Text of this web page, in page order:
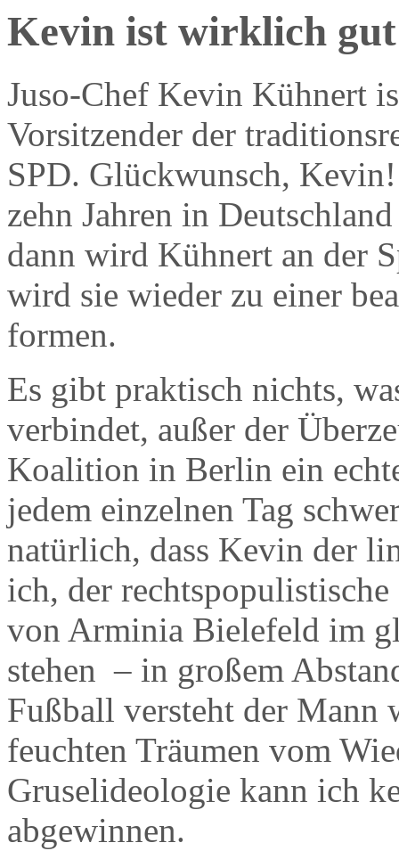
Kevin ist wirklich gut
Juso-Chef Kevin Kühnert
Vorsitzender der
SPD. Glückwunsch,
zehn Jahren in
dann wird Kühnert an der
wird sie wieder zu einer
formen.
Es gibt praktisch nichts,
verbindet, außer der
Koalition in Berlin ein
jedem einzelnen Tag
natürlich, dass Kevin der
ich, der
von Arminia Bielefeld im
stehen – in großem
Fußball versteht der Mann
feuchten Träumen vom
Gruselideologie kann ich
abgewinnen.